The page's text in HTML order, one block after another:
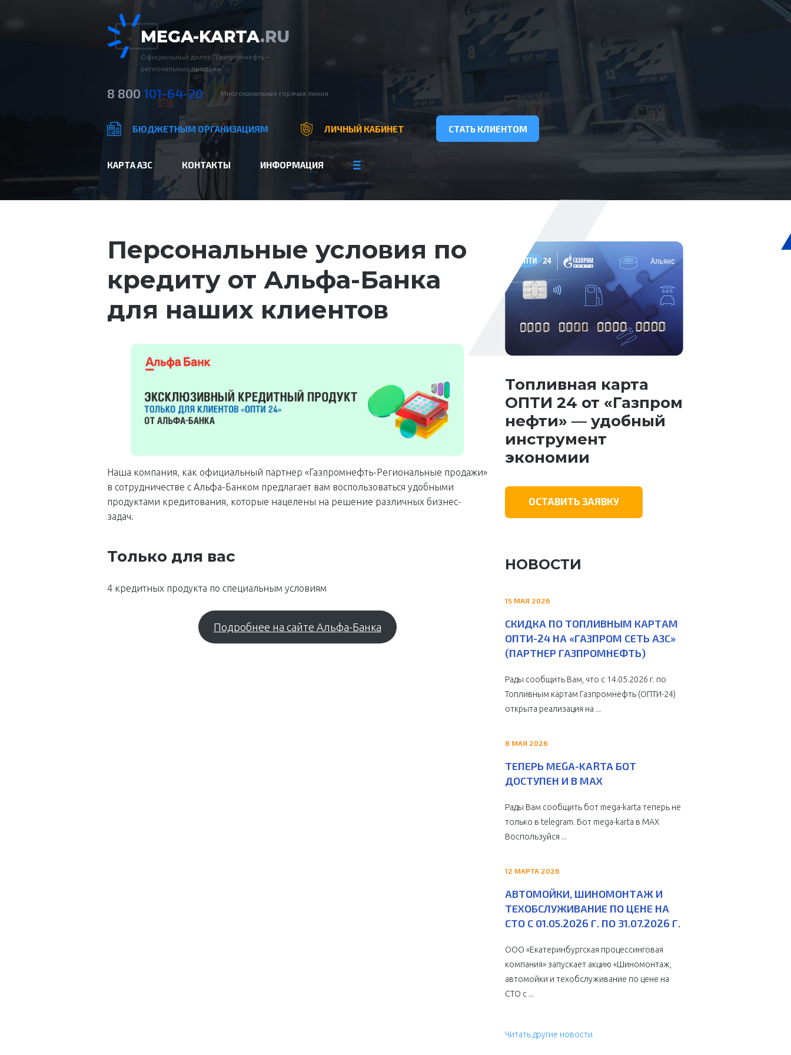
MEGA-KARTA.RU
Официальный дилер “Газпромнефть –
региональные продажи”
8 800 101-64-20 Многоканальная горячая линия
БЮДЖЕТНЫМ ОРГАНИЗАЦИЯМ ЛИЧНЫЙ КАБИНЕТ СТАТЬ КЛИЕНТОМ
КАРТА АЗС КОНТАКТЫ ИНФОРМАЦИЯ
Персональные условия по
кредиту от Альфа-Банка
для наших клиентов
Наша компания, как официальный партнер «Газпромнефть-Региональные продажи»
в сотрудничестве с Альфа-Банком предлагает вам воспользоваться удобными
продуктами кредитования, которые нацелены на решение различных бизнес-
задач.
Только для вас
4 кредитных продукта по специальным условиям
Подробнее на сайте Альфа-Банка
Топливная карта
ОПТИ 24 от «Газпром
нефти» — удобный
инструмент
экономии
ОСТАВИТЬ ЗАЯВКУ
НОВОСТИ
15 МАЯ 2026
СКИДКА ПО ТОПЛИВНЫМ КАРТАМ
ОПТИ-24 НА «ГАЗПРОМ СЕТЬ АЗС»
(ПАРТНЕР ГАЗПРОМНЕФТЬ)
Рады сообщить Вам, что с 14.05.2026 г. по
Топливным картам Газпромнефть (ОПТИ-24)
открыта реализация на ...
8 МАЯ 2026
ТЕПЕРЬ MEGA-KARTA БОТ
ДОСТУПЕН И В MAX
Рады Вам сообщить бот mega-karta теперь не
только в telegram. Бот mega-karta в МАХ
Воспользуйся ...
12 МАРТА 2026
АВТОМОЙКИ, ШИНОМОНТАЖ И
ТЕХОБСЛУЖИВАНИЕ ПО ЦЕНЕ НА
СТО С 01.05.2026 Г. ПО 31.07.2026 Г.
ООО «Екатеринбургская процессинговая
компания» запускает акцию «Шиномонтаж,
автомойки и техобслуживание по цене на
СТО с ...
Читать другие новости